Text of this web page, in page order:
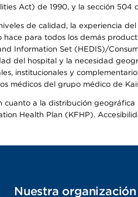
Act) de 1990, y la sección
de calidad, la experiencia
hace para todos los demás
Information Set (HEDIS)/
del hospital y la necesidad
institucionales y
médicos del grupo médico de
cuanto a la distribución
Health Plan (KFHP).
Nuestra organización